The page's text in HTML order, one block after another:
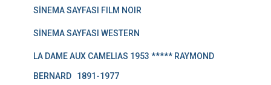
SİNEMA SAYFASI FILM NOIR
SİNEMA SAYFASI WESTERN
LA DAME AUX CAMELIAS 1953 ***** RAYMOND
BERNARD 1891-1977